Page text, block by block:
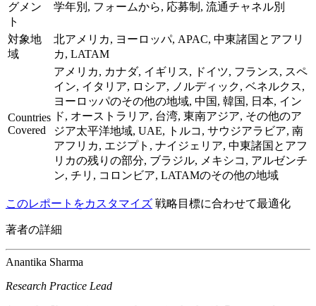
グメン
ト
学年別, フォームから, 応募制, 流通チャネル別
対象地
域
北アメリカ, ヨーロッパ, APAC, 中東諸国とアフリ
カ, LATAM
Countries
Covered
アメリカ, カナダ, イギリス, ドイツ, フランス, スペ
イン, イタリア, ロシア, ノルディック, ベネルクス,
ヨーロッパのその他の地域, 中国, 韓国, 日本, イン
ド, オーストラリア, 台湾, 東南アジア, その他のア
ジア太平洋地域, UAE, トルコ, サウジアラビア, 南
アフリカ, エジプト, ナイジェリア, 中東諸国とアフ
リカの残りの部分, ブラジル, メキシコ, アルゼンチ
ン, チリ, コロンビア, LATAMのその他の地域
このレポートをカスタマイズ 戦略目標に合わせて最適化
著者の詳細
Anantika Sharma
Research Practice Lead